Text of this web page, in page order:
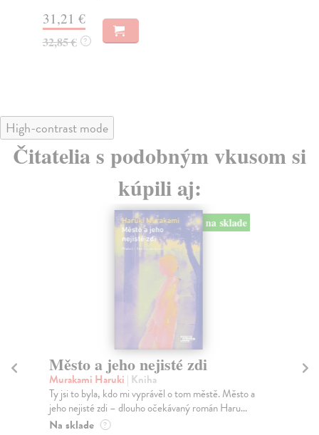
31,21 €
32,85 € ?
High-contrast mode
Čitatelia s podobným vkusom si
kúpili aj:
na sklade
Město a jeho nejisté zdi
Murakami Haruki| Kniha
Ty jsi to byla, kdo mi vyprávěl o tom městě. Město a
jeho nejisté zdi – dlouho očekávaný román Haru...
Na sklade ?